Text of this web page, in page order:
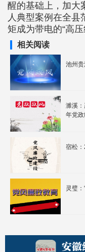
醒的基础上，加大
人典型案例在全县
矩成为带电的“高压
相关阅读
池州贵
濉溪
年党
宿松
灵璧